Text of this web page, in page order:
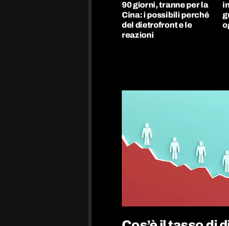
90 giorni, tranne per la
Cina: i possibili perché
del dietrofront e le
reazioni